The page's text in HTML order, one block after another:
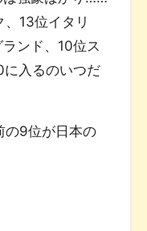
13位イタリ
ンド、10位ス
に入るのいつだ
の9位が日本の